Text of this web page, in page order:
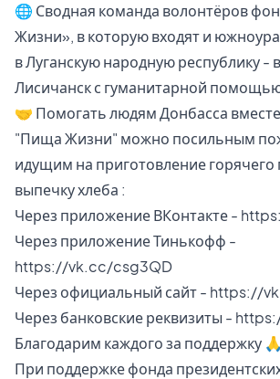
🌐 Сводная команда волонтёров
Жизни», в которую входят и
в Луганскую народную республику -
Лисичанск с гуманитарной
🤝 Помогать людям Донбасса
"Пища Жизни" можно посильным
идущим на приготовление горячего
выпечку хлеба :
Через приложение ВКонтакте -
Через приложение Тинькофф -
https://vk.cc/csg3QD
Через официальный сайт - https://
Через банковские реквизиты -
Благодарим каждого за поддержку 🙏
При поддержке фонда